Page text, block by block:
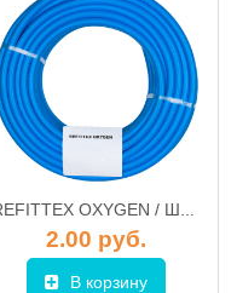
REFITTEX OXYGEN / Шланг технический для подачи кислорода d.9x14,5 mm, AQUATECH
2.00 руб.
В корзину